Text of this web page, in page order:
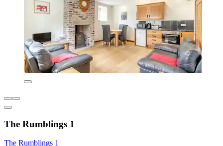
The Rumblings 1
The Rumblings 1